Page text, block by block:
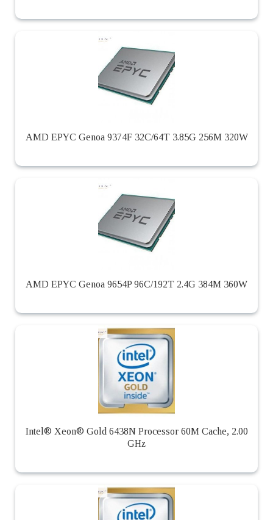
AMD EPYC Genoa 9374F 32C/64T 3.85G 256M 320W
AMD EPYC Genoa 9654P 96C/192T 2.4G 384M 360W
Intel® Xeon® Gold 6438N Processor 60M Cache, 2.00
GHz